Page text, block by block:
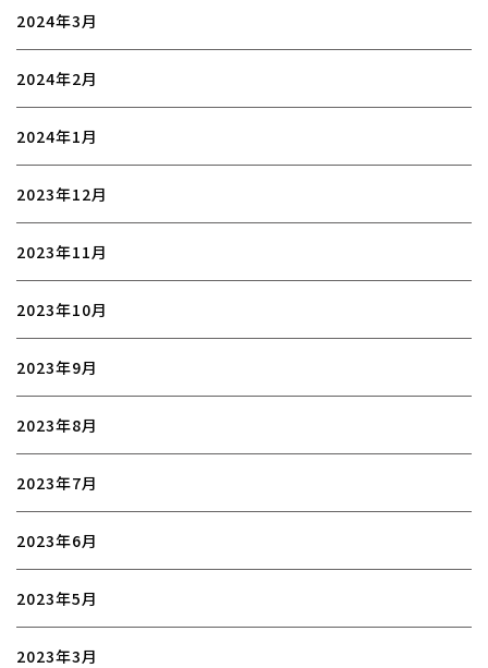
2024年3月
2024年2月
2024年1月
2023年12月
2023年11月
2023年10月
2023年9月
2023年8月
2023年7月
2023年6月
2023年5月
2023年3月